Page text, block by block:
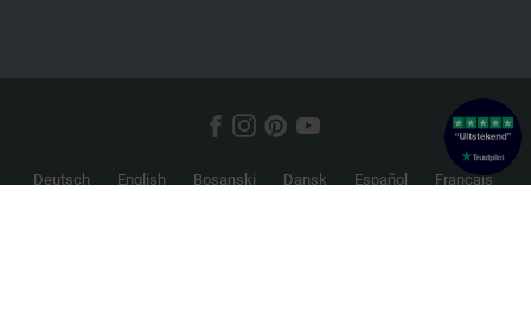
Deutsch English Bosanski Dansk Español
Français